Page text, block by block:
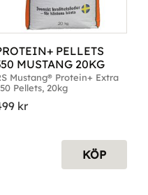
PELLETS
MUSTANG 20KG
Mustang® Protein+ Extra
Pellets, 20kg
kr
KÖP